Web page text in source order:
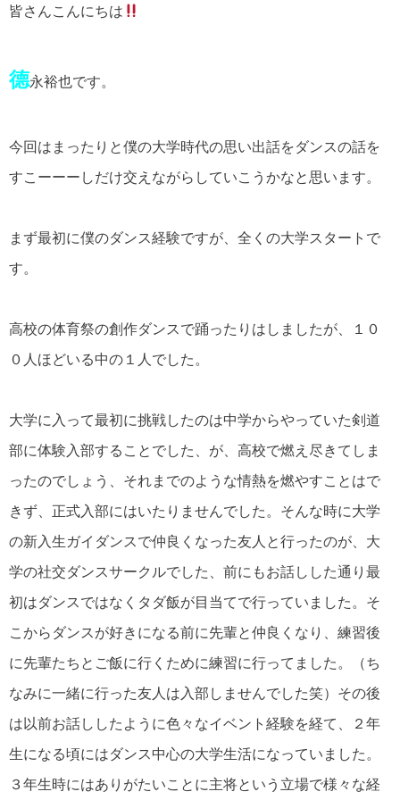
皆さんこんにちは
德永裕也です。
今回はまったりと僕の大学時代の思い出話をダンスの話を
すこーーーしだけ交えながらしていこうかなと思います。
まず最初に僕のダンス経験ですが、全くの大学スタートで
す。
高校の体育祭の創作ダンスで踊ったりはしましたが、１０
０人ほどいる中の１人でした。
大学に入って最初に挑戦したのは中学からやっていた剣道
部に体験入部することでした、が、高校で燃え尽きてしま
ったのでしょう、それまでのような情熱を燃やすことはで
きず、正式入部にはいたりませんでした。そんな時に大学
の新入生ガイダンスで仲良くなった友人と行ったのが、大
学の社交ダンスサークルでした、前にもお話しした通り最
初はダンスではなくタダ飯が目当てで行っていました。そ
こからダンスが好きになる前に先輩と仲良くなり、練習後
に先輩たちとご飯に行くために練習に行ってました。（ち
なみに一緒に行った友人は入部しませんでした笑）その後
は以前お話ししたように色々なイベント経験を経て、２年
生になる頃にはダンス中心の大学生活になっていました。
３年生時にはありがたいことに主将という立場で様々な経